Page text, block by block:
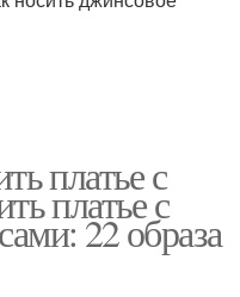
платье с
платье с
22 образа